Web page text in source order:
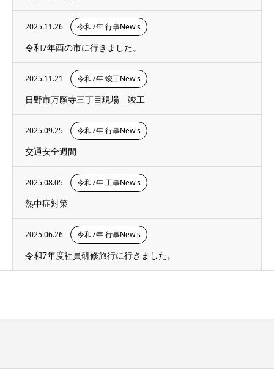
2025.11.26 令和7年 行事New's
令和7年酉の市に行きました。
2025.11.21 令和7年 竣工New's
日野市万願寺三丁目現場 竣工
2025.09.25 令和7年 行事New's
交通安全週間
2025.08.05 令和7年 工事New's
熱中症対策
2025.06.26 令和7年 行事New's
令和7年度社員研修旅行に行きました。